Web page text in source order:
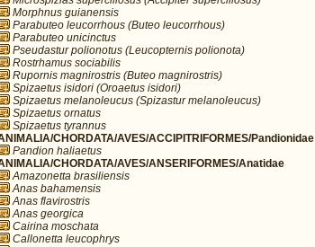
Morphnus guianensis
Parabuteo leucorrhous (Buteo leucorrhous)
Parabuteo unicinctus
Pseudastur polionotus (Leucopternis polionota)
Rostrhamus sociabilis
Rupornis magnirostris (Buteo magnirostris)
Spizaetus isidori (Oroaetus isidori)
Spizaetus melanoleucus (Spizastur melanoleucus)
Spizaetus ornatus
Spizaetus tyrannus
CHORDATA/AVES/ACCIPITRIFORMES/Pandionidae
Pandion haliaetus
CHORDATA/AVES/ANSERIFORMES/Anatidae
Amazonetta brasiliensis
Anas bahamensis
Anas flavirostris
Anas georgica
Cairina moschata
Callonetta leucophrys